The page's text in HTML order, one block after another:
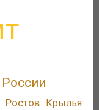
Ростов
Крылья